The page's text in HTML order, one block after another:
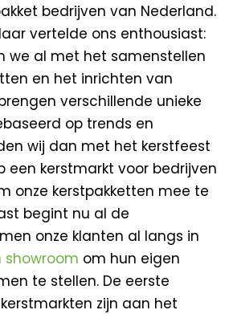
bedrijven van Nederland.
vertelde ons enthousiast:
we al met het samenstellen
en het inrichten van
verschillende unieke
op trends en
wij dan met het kerstfeest
een kerstmarkt voor bedrijven
onze kerstpakketten mee te
begint nu al de
onze klanten al langs in
showroom om hun eigen
te stellen. De eerste
zijn aan het